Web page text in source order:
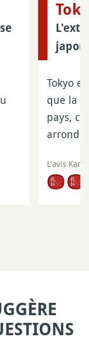
Tokyo
que la
pays,
L'avis